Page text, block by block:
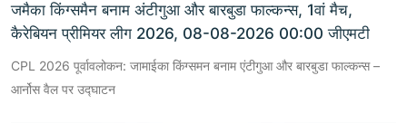
जमैका किंग्समैन बनाम अंटीगुआ और बारबुडा फाल्कन्स, 1वां मैच,
कैरेबियन प्रीमियर लीग 2026, 08-08-2026 00:00 जीएमटी
CPL 2026 पूर्वावलोकन: जामाईका किंग्समन बनाम एंटीगुआ और बारबुडा फाल्कन्स –
आर्नोस वैल पर उद्घाटन